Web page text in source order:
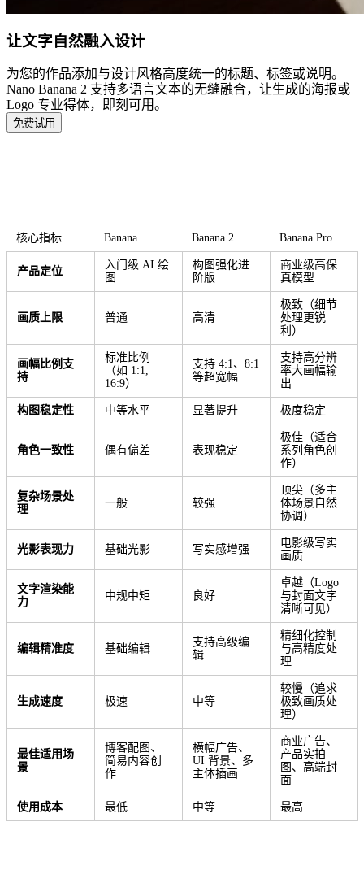
让文字自然融入设计
为您的作品添加与设计风格高度统一的标题、标签或说明。
Nano Banana 2 支持多语言文本的无缝融合，让生成的海报或
Logo 专业得体，即刻可用。
免费试用
核心指标 Banana Banana 2 Banana Pro
产品定位
入门级 AI 绘
图
构图强化进
阶版
商业级高保
真模型
画质上限 普通 高清
极致（细节
处理更锐
利）
画幅比例支
持
标准比例
（如 1:1,
16:9）
支持 4:1、8:1
等超宽幅
支持高分辨
率大画幅输
出
构图稳定性 中等水平 显著提升 极度稳定
角色一致性 偶有偏差 表现稳定
极佳（适合
系列角色创
作）
复杂场景处
理
一般 较强
顶尖（多主
体场景自然
协调）
光影表现力 基础光影 写实感增强
电影级写实
画质
文字渲染能
力
中规中矩 良好
卓越（Logo
与封面文字
清晰可见）
编辑精准度 基础编辑
支持高级编
辑
精细化控制
与高精度处
理
生成速度 极速 中等
较慢（追求
极致画质处
理）
最佳适用场
景
博客配图、
简易内容创
作
横幅广告、
UI 背景、多
主体插画
商业广告、
产品实拍
图、高端封
面
使用成本 最低 中等 最高